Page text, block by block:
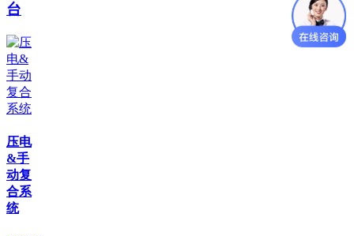
台
压电
&手
动复
合系
统